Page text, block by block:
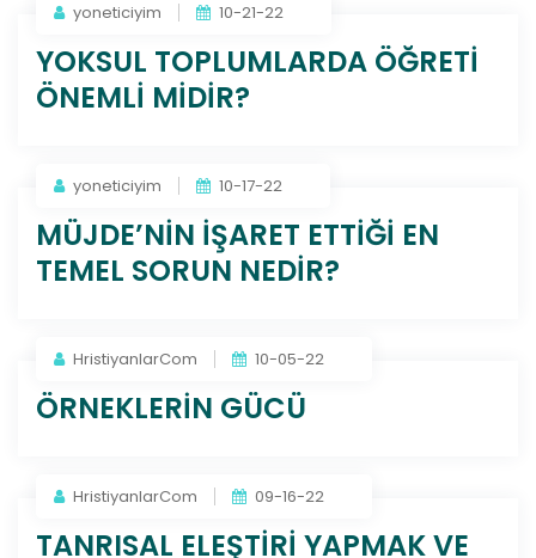
yoneticiyim 10-21-22
YOKSUL TOPLUMLARDA ÖĞRETİ
ÖNEMLİ MİDİR?
yoneticiyim 10-17-22
MÜJDE’NİN İŞARET ETTİĞİ EN
TEMEL SORUN NEDİR?
HristiyanlarCom 10-05-22
ÖRNEKLERİN GÜCÜ
HristiyanlarCom 09-16-22
TANRISAL ELEŞTİRİ YAPMAK VE